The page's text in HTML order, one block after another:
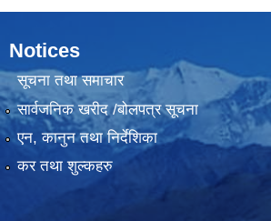
Notices
सूचना तथा समाचार
सार्वजनिक खरीद /बोलपत्र सूचना
एन, कानुन तथा निर्देशिका
कर तथा शुल्कहरु